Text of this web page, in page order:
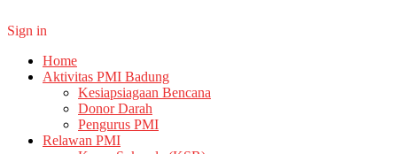
Sign in
Home
Aktivitas PMI Badung
Kesiapsiagaan Bencana
Donor Darah
Pengurus PMI
Relawan PMI